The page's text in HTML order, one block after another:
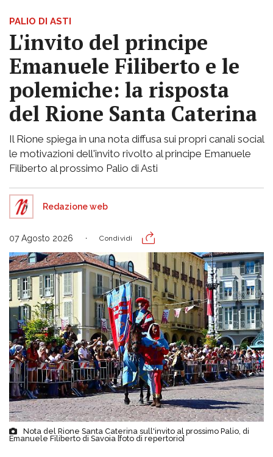
PALIO DI ASTI
L'invito del principe
Emanuele Filiberto e le
polemiche: la risposta
del Rione Santa Caterina
Il Rione spiega in una nota diffusa sui propri canali social
le motivazioni dell'invito rivolto al principe Emanuele
Filiberto al prossimo Palio di Asti
Redazione web
07 Agosto 2026 Condividi
Nota del Rione Santa Caterina sull'invito al prossimo Palio, di
Emanuele Filiberto di Savoia [foto di repertorio]